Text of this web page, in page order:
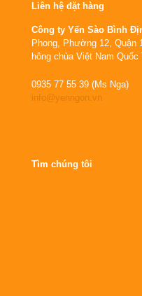
Liên hệ đặt hàng
Công ty Yến Sào Bình
Phong, Phường 12, Quận
hông chùa Việt Nam Quốc
0935 77 55 39 (Ms Nga)
info@yenngon.vn
Tìm chúng tôi